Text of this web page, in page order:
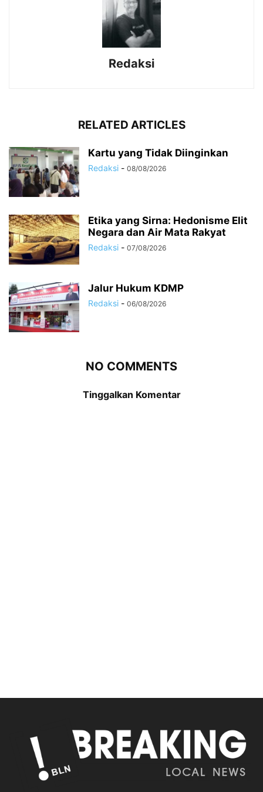
Redaksi
RELATED ARTICLES
Kartu yang Tidak Diinginkan
Redaksi - 08/08/2026
Etika yang Sirna: Hedonisme Elit
Negara dan Air Mata Rakyat
Redaksi - 07/08/2026
Jalur Hukum KDMP
Redaksi - 06/08/2026
NO COMMENTS
Tinggalkan Komentar